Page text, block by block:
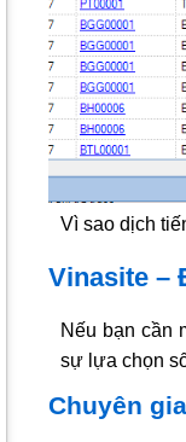
Vì sao dịch
Vinasite –
Nếu bạn cần
sự lựa chọn
Chuyên